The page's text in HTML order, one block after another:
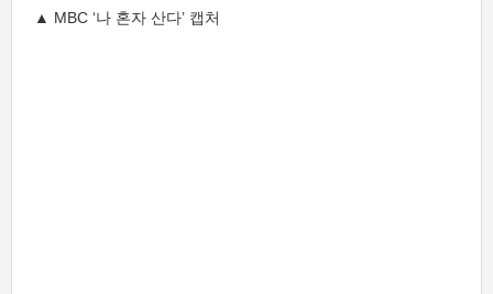
▲ MBC ‘나 혼자 산다’ 캡처